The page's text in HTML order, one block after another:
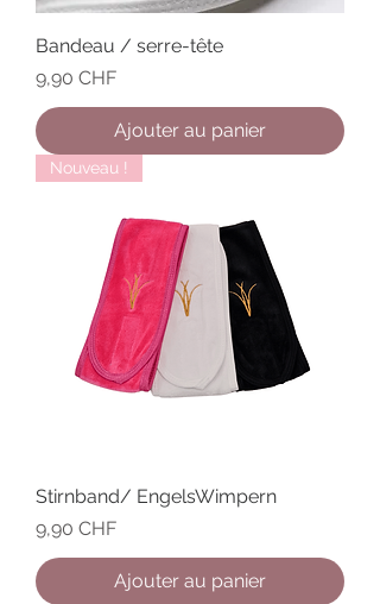
Bandeau / serre-tête
Prix
9,90 CHF
Ajouter au panier
Nouveau !
Stirnband/ EngelsWimpern
Prix
9,90 CHF
Ajouter au panier